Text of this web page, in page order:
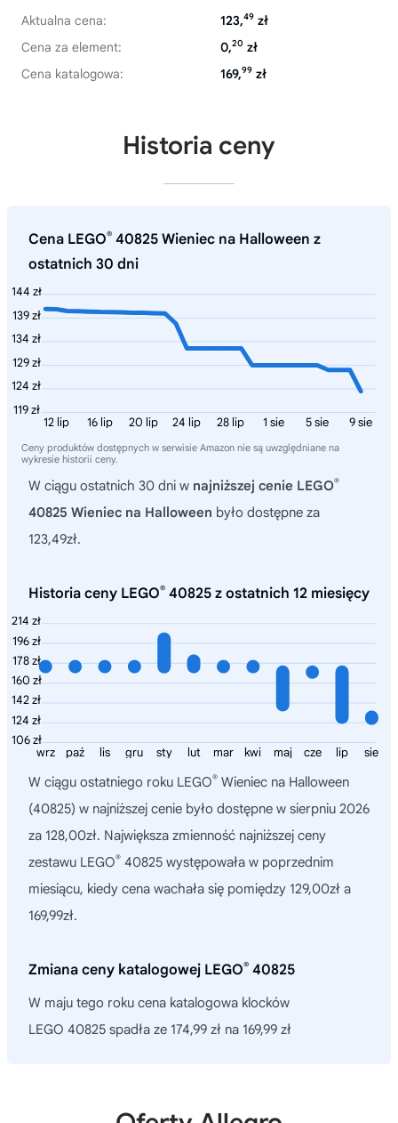
Aktualna cena:
123,49 zł
Cena za element:
0,20 zł
Cena katalogowa:
169,99 zł
Historia ceny
Cena LEGO® 40825 Wieniec na Halloween z
ostatnich 30 dni
144 zł
139 zł
134 zł
129 zł
124 zł
119 zł
9 sie
5 sie
1 sie
28 lip
24 lip
20 lip
16 lip
12 lip
Ceny produktów dostępnych w serwisie Amazon nie są uwzględniane na
wykresie historii ceny.
W ciągu ostatnich 30 dni w najniższej cenie LEGO®
40825 Wieniec na Halloween było dostępne za
123,49zł.
Historia ceny LEGO® 40825 z ostatnich 12 miesięcy
214 zł
196 zł
178 zł
160 zł
142 zł
124 zł
106 zł
sie
lip
cze
maj
kwi
mar
lut
sty
gru
lis
paź
wrz
W ciągu ostatniego roku LEGO® Wieniec na Halloween
(40825) w najniższej cenie było dostępne w sierpniu 2026
za 128,00zł. Największa zmienność najniższej ceny
zestawu LEGO® 40825 występowała w poprzednim
miesiącu, kiedy cena wachała się pomiędzy 129,00zł a
169,99zł.
Zmiana ceny katalogowej LEGO® 40825
W maju tego roku cena katalogowa klocków
LEGO 40825 spadła ze 174,99 zł na 169,99 zł